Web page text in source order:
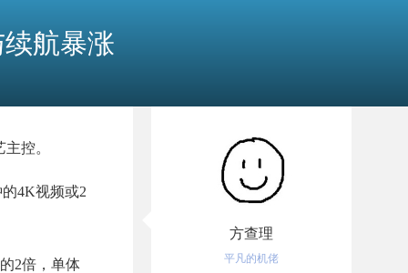
航暴涨
控。
4K视频或2
2倍，单体
方查理
平凡的机佬